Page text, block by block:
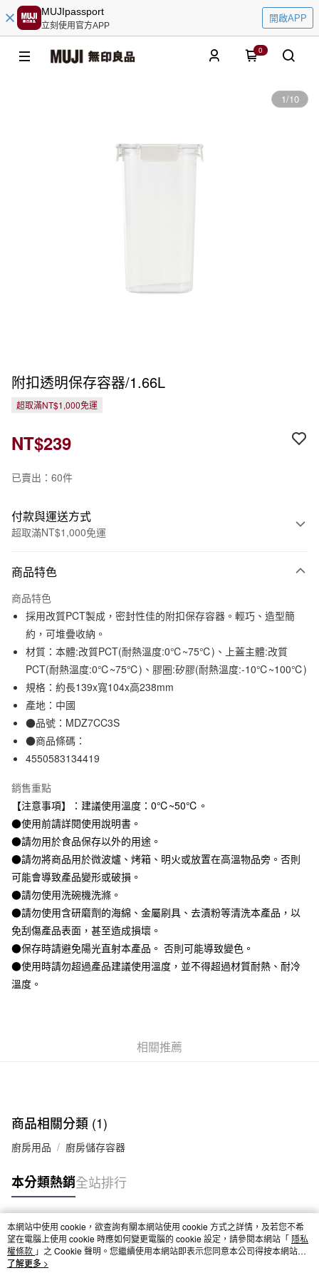
MUJIpassport
立刻使用官方APP
開啟APP
0
1/10
附扣透明保存容器/1.66L
超取滿NT$1,000免運
NT$239
已賣出：60件
付款與運送方式
超取滿NT$1,000免運
信用卡一次付款
信用卡分期付款
3 期 0 利率 每期
合作金庫商業銀行
第一商業銀行
華南商業銀行
彰化商業銀行
上海商業儲蓄銀行
臺灣中小企業銀行
匯豐（台灣）商業銀行
聯邦商業銀行
元大商業銀行
台新國際商業銀行
台灣樂天信用卡公司
超商取貨付款
LINE Pay
Apple Pay
街口支付
悠遊付
運送方式
全家取貨付款
每筆NT$65，滿NT$1,000(含以上)免運費
付款後全家取貨
每筆NT$65，滿NT$1,000(含以上)免運費
7-11取貨付款
每筆NT$65，滿NT$1,000(含以上)免運費
付款後7-11取貨
每筆NT$65，滿NT$1,000(含以上)免運費
商品特色
商品特色
採用改質PCT製成，密封性佳的附扣保存容器。輕巧、造型簡
約，可堆疊收納。
材質：本體:改質PCT(耐熱溫度:0℃~75℃)、上蓋主體:改質
PCT(耐熱溫度:0℃~75℃)、膠圈:矽膠(耐熱溫度:-10℃~100℃)
規格：約長139x寬104x高238mm
產地：中國
●品號：MDZ7CC3S
●商品條碼：
4550583134419
銷售重點
【注意事項】：建議使用溫度：0℃~50℃。
●使用前請詳閱使用說明書。
●請勿用於食品保存以外的用途。
●請勿將商品用於微波爐、烤箱、明火或放置在高溫物品旁。否則
可能會導致產品變形或破損。
●請勿使用洗碗機洗滌。
●請勿使用含研磨劑的海綿、金屬刷具、去漬粉等清洗本產品，以
免刮傷產品表面，甚至造成損壞。
●保存時請避免陽光直射本產品。 否則可能導致變色。
●使用時請勿超過產品建議使用溫度，並不得超過材質耐熱、耐冷
溫度。
相關推薦
商品相關分類 (1)
廚房用品 廚房儲存容器
本分類熱銷全站排行
熱門標籤
本網站中使用 cookie，欲查詢有關本網站使用 cookie 方式之詳情，及若您不希
望在電腦上使用 cookie 時應如何變更電腦的 cookie 設定，請參閱本網站「 隱私
權條款 」之 Cookie 聲明。您繼續使用本網站即表示您同意本公司得按本網站使
用條款之 Cookie 聲明使用 cookie。
了解更多 >